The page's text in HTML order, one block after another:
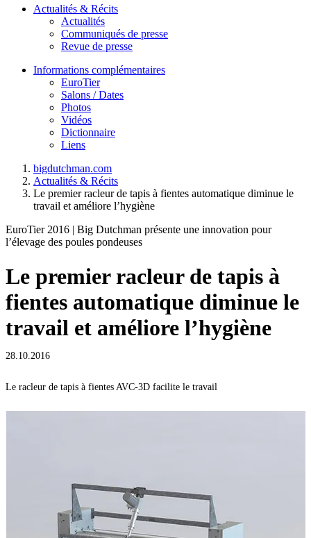
Actualités & Récits
Actualités
Communiqués de presse
Revue de presse
Informations complémentaires
EuroTier
Salons / Dates
Photos
Vidéos
Dictionnaire
Liens
bigdutchman.com
Actualités & Récits
Le premier racleur de tapis à fientes automatique diminue le
travail et améliore l’hygiène
EuroTier 2016 | Big Dutchman présente une innovation pour
l’élevage des poules pondeuses
Le premier racleur de tapis à
fientes automatique diminue le
travail et améliore l’hygiène
28.10.2016
Le racleur de tapis à fientes AVC-3D facilite le travail